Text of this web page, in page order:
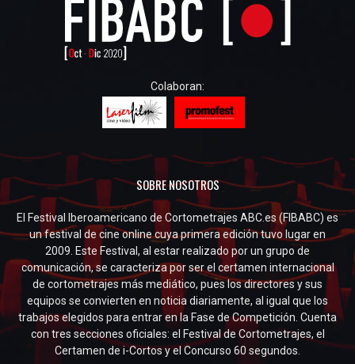
Colaboran:
SOBRE NOSOTROS
El Festival Iberoamericano de Cortometrajes ABC.es (FIBABC) es
un festival de cine online cuya primera edición tuvo lugar en
2009. Este Festival, al estar realizado por un grupo de
comunicación, se caracteriza por ser el certamen internacional
de cortometrajes más mediático, pues los directores y sus
equipos se convierten en noticia diariamente, al igual que los
trabajos elegidos para entrar en la Fase de Competición. Cuenta
con tres secciones oficiales: el Festival de Cortometrajes, el
Certamen de i-Cortos y el Concurso 60 segundos.